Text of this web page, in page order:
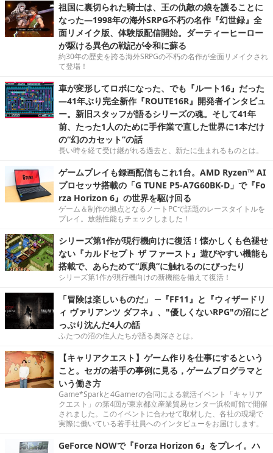
祖国に裏切られた騎士は、王の仇敵の娘を護ることに
なった―1998年の海外SRPG不朽の名作『幻世録』全
面リメイク版、体験版配信開始。ダーティーヒーロー
が駆ける異色の戦記が令和に蘇る
約30年の歴史を誇る海外SRPGの不朽の名作が全面リメイクされ
て登場！
車が変形してロボになった、でも『ルート16』だった
―41年ぶり完全新作『ROUTE16R』開発者インタビュ
ー。新旧スタッフが語るシリーズの魂。そして41年
前、たった1人のために手作業で直した世界に1本だけ
の“幻のカセット”の話
長い時を経て受け継がれる過去と、新たに生まれるものとは。
ゲームプレイも録画配信もこれ1台。AMD Ryzen™ AI
プロセッサ搭載の「G TUNE P5-A7G60BK-D」で『Fo
rza Horizon 6』の世界を駆け回る
ゲーム＆制作の拠点となるノートPCで話題のレースタイトルを
プレイ。放熱性能もチェックしました！
シリーズ第1作が現行機向けに復活！懐かしくも色褪せ
ない『カルドセプト ザ ファースト』遊びやすい機能も
搭載で、あらためて“原典”に触れるのにぴったり
シリーズ第1作が現行機向けの新機能を備えて復活！
「冒険は楽しいものだ」 ─『FF11』と『ウィザードリ
ィ ヴァリアンツ ダフネ』、"優しくないRPG"の沼にど
っぷり沈んだ4人の話
ふたつの沼の住人たちが語る奥深さとは。
【キャリアクエスト】ゲーム作りを仕事にするという
こと。セガの若手の事例に見る，ゲームプログラマと
いう働き方
Game*Sparkと4Gamerの合同による就活イベント「キャリア
クエスト」の第4回が東京都立産業貿易センター浜松町館で開催
されました。このイベントに合わせて取材した、各社の現場で
実際に働いている若手社員へのインタビューをお届けします。
GeForce NOWで『Forza Horizon 6』をプレイ。ハ